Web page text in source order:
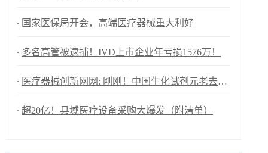
国家医保局开会，高端医疗器械重大利好
多名高管被逮捕！IVD上市企业年亏损1576万！
医疗器械创新网网: 刚刚！中国生化试剂元老去世！
超20亿！县域医疗设备采购大爆发（附清单）